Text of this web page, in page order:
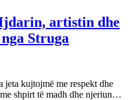
artistin dhe
Struga
jeta kujtojmë me respekt dhe
shpirt të madh dhe njeriun…